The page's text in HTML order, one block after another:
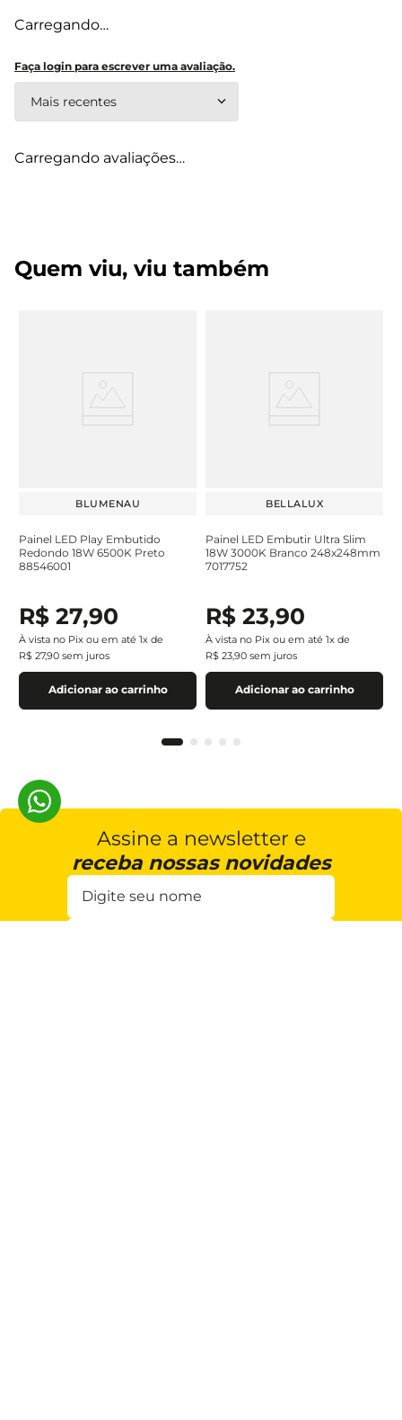
Carregando…
Faça login para escrever uma avaliação.
Mais recentes
Carregando avaliações…
Quem viu, viu também
BLUMENAU
Painel LED Play Embutido
Redondo 18W 6500K Preto
88546001
R$ 27,90
À vista no Pix ou em até 1x de
R$ 27,90 sem juros
Adicionar ao carrinho
BELLALUX
Painel LED Embutir Ultra Slim
18W 3000K Branco 248x248mm
7017752
R$ 23,90
À vista no Pix ou em até 1x de
R$ 23,90 sem juros
Adicionar ao carrinho
Assine a newsletter e
receba nossas novidades